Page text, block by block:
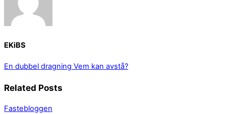
EKiBS
En dubbel dragning Vem kan avstå?
Related Posts
Fastebloggen